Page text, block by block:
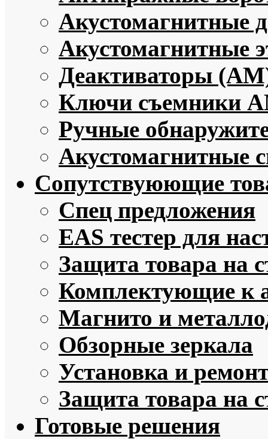
Акустомагнитные
Акустомагнитные
Деактиваторы
Ключи съемники
Ручные
Акустомагнитные
Сопутствуюющие
Спец предложения
EAS тестер для
Защита товара на
Комплектующие к
Магнито и
Обзорные зеркала
Установка и
Защита товара на
Готовые решения